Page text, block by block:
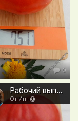
0
Рабочий выпуск пасты. Сбор 10.10.2018
От Инн@